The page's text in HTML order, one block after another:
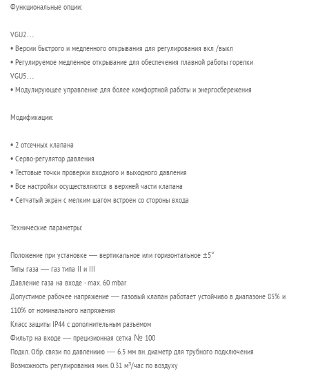
Функциональные опции:
VGU2…
• Версии быстрого и медленного открывания для регулирования вкл /выкл
• Регулируемое медленное открывание для обеспечения плавной работы горелки
VGU5…
• Модулирующее управление для более комфортной работы и энергосбережения
Модификации:
• 2 отсечных клапана
• Серво-регулятор давления
• Тестовые точки проверки входного и выходного давления
• Все настройки осуществляются в верхней части клапана
• Сетчатый экран с мелким шагом встроен со стороны входа
Технические параметры:
Положение при установке — вертикальное или горизонтальное ±5°
Типы газа — газ типа II и III
Давление газа на входе - max. 60 mbar
Допустимое рабочее напряжение — газовый клапан работает устойчиво в диапазоне 85% и
110% от номинального напряжения
Класс защиты IP44 с дополнительным разъемом
Фильтр на входе — прецизионная сетка № 100
Подкл. Обр. связи по давлениию — 6.5 мм вн. диаметр для трубного подключения
Возможность регулирования мин. 0.31 м³/час по воздуху